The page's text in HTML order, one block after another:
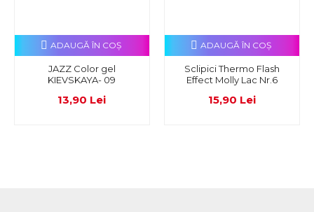
JAZZ Color gel
KIEVSKAYA- 09
13,90 Lei
ADAUGĂ ÎN COŞ
Sclipici Thermo Flash
Effect Molly Lac Nr.6
15,90 Lei
ADAUGĂ ÎN COŞ